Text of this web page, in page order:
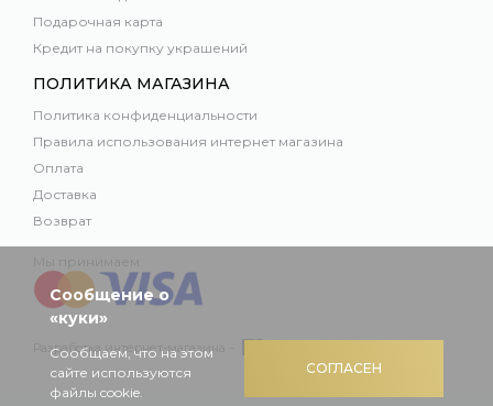
Подарочная карта
Кредит на покупку украшений
ПОЛИТИКА МАГАЗИНА
Политика конфиденциальности
Правила использования интернет магазина
Оплата
Доставка
Возврат
Разработка интернет-магазина –
СОГЛАСЕН
Сообщение о
«куки»
Сообщаем, что на этом
сайте используются
файлы cookie.